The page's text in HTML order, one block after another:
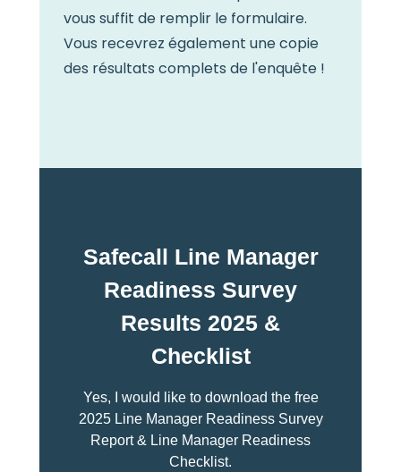
vous suffit de remplir le formulaire.
Vous recevrez également une copie
des résultats complets de l'enquête !